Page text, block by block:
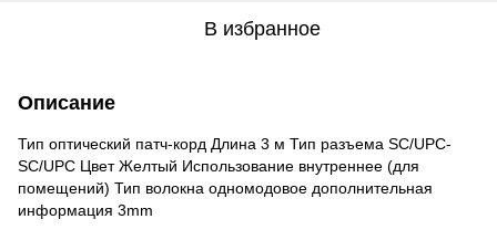
В избранное
Описание
Тип оптический патч-корд Длина 3 м Тип разъема SC/UPC-
SC/UPC Цвет Желтый Использование внутреннее (для
помещений) Тип волокна одномодовое дополнительная
информация 3mm